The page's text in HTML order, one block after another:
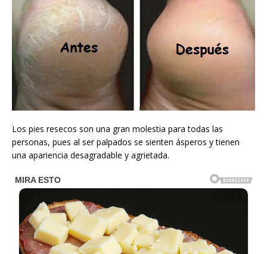
Los pies resecos son una gran molestia para todas las
personas, pues al ser palpados se sienten ásperos y tienen
una apariencia desagradable y agrietada.